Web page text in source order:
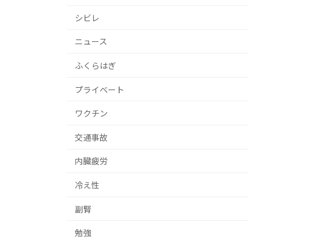
シビレ
ニュース
ふくらはぎ
プライベート
ワクチン
交通事故
内臓疲労
冷え性
副腎
勉強